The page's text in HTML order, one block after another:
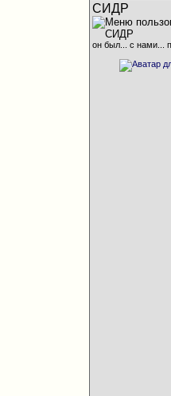
CИДР
он был... с нами...